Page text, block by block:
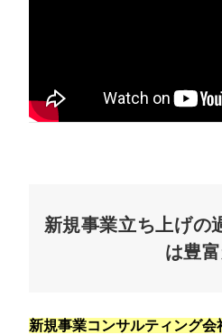
新規事業立ち上げの
は豊
新規事業コンサルティング